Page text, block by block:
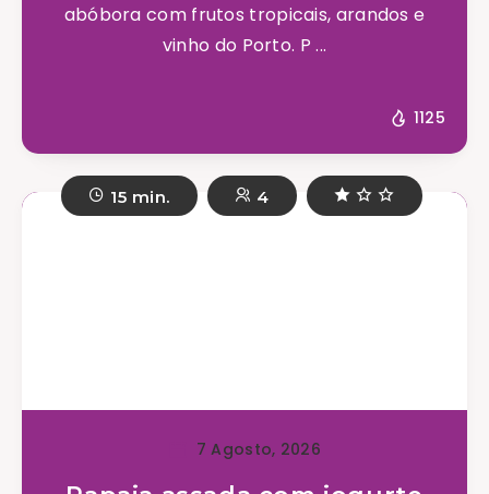
abóbora com frutos tropicais, arandos e
vinho do Porto. P ...
1125
15 min. 4
7 Agosto, 2026